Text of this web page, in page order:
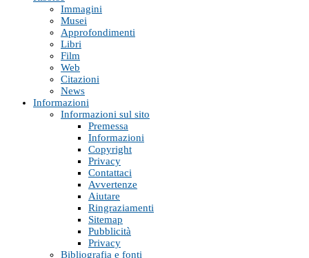
Immagini
Musei
Approfondimenti
Libri
Film
Web
Citazioni
News
Informazioni
Informazioni sul sito
Premessa
Informazioni
Copyright
Privacy
Contattaci
Avvertenze
Aiutare
Ringraziamenti
Sitemap
Pubblicità
Privacy
Bibliografia e fonti